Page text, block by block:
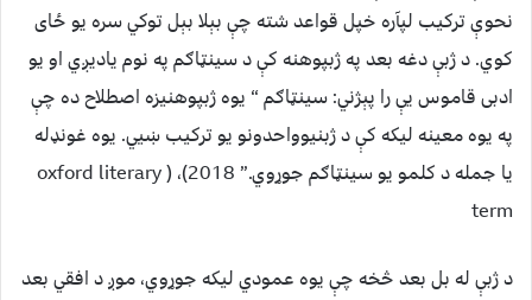
نحوې ترکیب لپآره خپل قواعد شته چې بېلا بېل توکي سره یو ځای
کوي. د ژبې دغه بعد په ژبپوهنه کې د سینټاګم په نوم یادیږي او یو
ادبی قاموس یې را پېژني: سینټاګم “ یوه ژبپوهنیزه اصطلاح ده چې
په یوه معینه لیکه کې د ژبنیوواحدونو یو ترکیب ښیي. یوه غونډله
یا جمله د کلمو یو سینټاګم جوړوي.” 2018)، ( oxford literary
term
د ژبې له بل بعد څخه چې یوه عمودي لیکه جوړوي، موږ د افقي بعد